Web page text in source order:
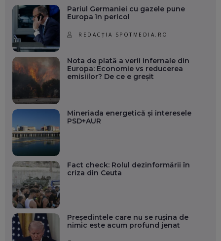
Pariul Germaniei cu gazele pune
Europa în pericol
REDACȚIA SPOTMEDIA.RO
Nota de plată a verii infernale din
Europa: Economie vs reducerea
emisiilor? De ce e greșit
Mineriada energetică și interesele
PSD+AUR
Fact check: Rolul dezinformării în
criza din Ceuta
Președintele care nu se rușina de
nimic este acum profund jenat